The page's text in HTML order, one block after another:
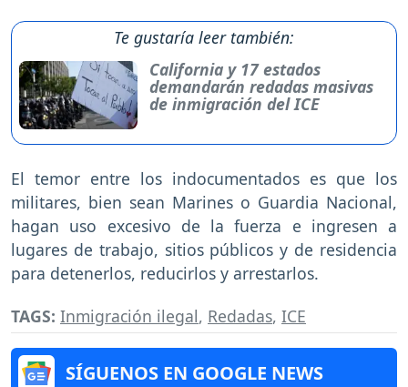
Te gustaría leer también:
California y 17 estados
demandarán redadas masivas
de inmigración del ICE
El temor entre los indocumentados es que los
militares, bien sean Marines o Guardia Nacional,
hagan uso excesivo de la fuerza e ingresen a
lugares de trabajo, sitios públicos y de residencia
para detenerlos, reducirlos y arrestarlos.
TAGS: Inmigración ilegal, Redadas, ICE
SÍGUENOS EN GOOGLE NEWS